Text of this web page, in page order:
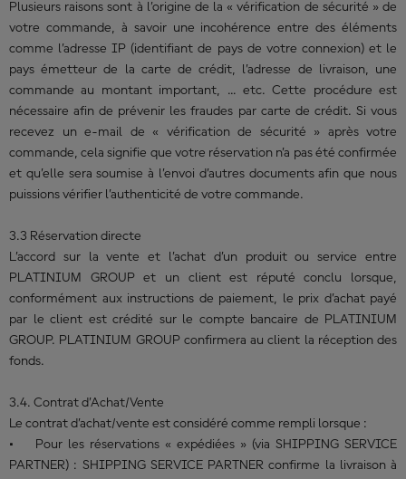
Plusieurs raisons sont à l’origine de la « vérification de sécurité » de
votre commande, à savoir une incohérence entre des éléments
comme l’adresse IP (identifiant de pays de votre connexion) et le
pays émetteur de la carte de crédit, l’adresse de livraison, une
commande au montant important, … etc. Cette procédure est
nécessaire afin de prévenir les fraudes par carte de crédit. Si vous
recevez un e-mail de « vérification de sécurité » après votre
commande, cela signifie que votre réservation n’a pas été confirmée
et qu’elle sera soumise à l’envoi d’autres documents afin que nous
puissions vérifier l’authenticité de votre commande.
3.3 Réservation directe
L’accord sur la vente et l’achat d’un produit ou service entre
PLATINIUM GROUP et un client est réputé conclu lorsque,
conformément aux instructions de paiement, le prix d’achat payé
par le client est crédité sur le compte bancaire de PLATINIUM
GROUP. PLATINIUM GROUP confirmera au client la réception des
fonds.
3.4. Contrat d’Achat/Vente
Le contrat d’achat/vente est considéré comme rempli lorsque :
• Pour les réservations « expédiées » (via SHIPPING SERVICE
PARTNER) : SHIPPING SERVICE PARTNER confirme la livraison à